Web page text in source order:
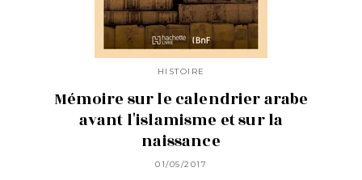
HISTOIRE
Mémoire sur le calendrier arabe
avant l'islamisme et sur la
naissance
01/05/2017